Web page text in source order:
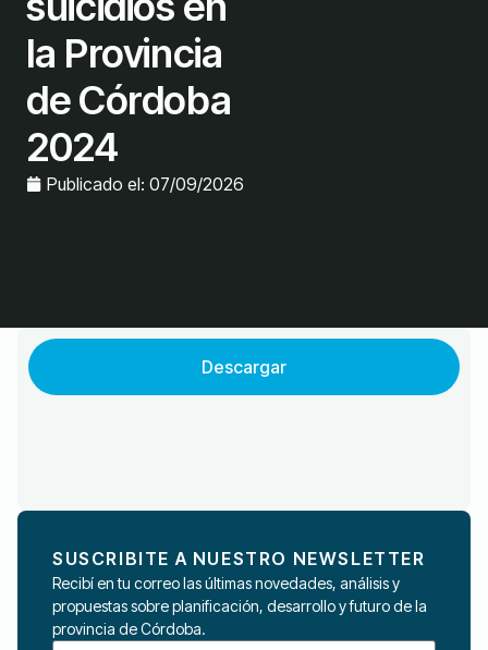
la Provincia
de Córdoba
2024
Publicado el: 07/09/2026
Descargar
SUSCRIBITE A NUESTRO NEWSLETTER
Recibí en tu correo las últimas novedades, análisis y
propuestas sobre planificación, desarrollo y futuro de la
provincia de Córdoba.